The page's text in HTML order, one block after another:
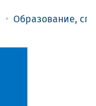
Образование,